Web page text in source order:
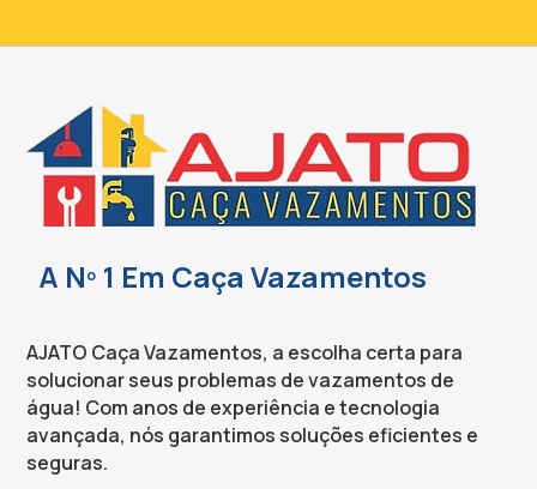
A Nº 1 Em Caça Vazamentos
AJATO Caça Vazamentos, a escolha certa para
solucionar seus problemas de vazamentos de
água! Com anos de experiência e tecnologia
avançada, nós garantimos soluções eficientes e
seguras.